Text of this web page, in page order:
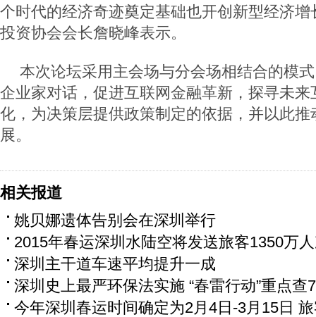
个时代的经济奇迹奠定基础也开创新型经济增
投资协会会长詹晓峰表示。
本次论坛采用主会场与分会场相结合的模
企业家对话，促进互联网金融革新，探寻未
化，为决策层提供政策制定的依据，并以此
展。
相关报道
姚贝娜遗体告别会在深圳举行
2015年春运深圳水陆空将发送旅客1350万
深圳主干道车速平均提升一成
深圳史上最严环保法实施 “春雷行动”重点查
今年深圳春运时间确定为2月4日-3月15日